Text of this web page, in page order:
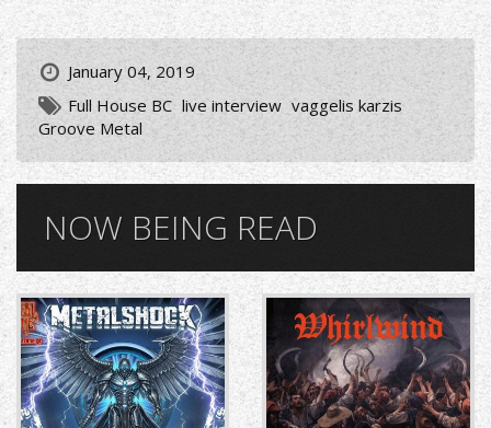
January 04, 2019
Full House BC live interview vaggelis karzis
Groove Metal
NOW BEING READ